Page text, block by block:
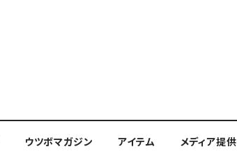
ウツボマガジン アイテム メディア提供